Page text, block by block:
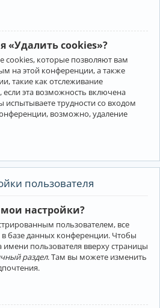
«Удалить cookies»?
cookies, которые позволяют вам
на этой конференции, а также
такие как отслеживание
эта возможность включена
испытываете трудности со входом
возможно, удаление
пользователя
настройки?
пользователем, все
базе данных конференции. Чтобы
пользователя вверху страницы
раздел. Там вы можете изменить